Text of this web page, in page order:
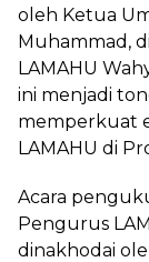
oleh Ketua
Muhammad,
LAMAHU
ini menjadi
memperkuat
LAMAHU di
Acara
Pengurus
dinakhodai